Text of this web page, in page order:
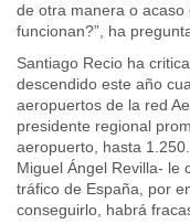
de otra manera o
funcionan?”, ha
Santiago Recio ha
descendido este año
aeropuertos de la red
presidente regional
aeropuerto, hasta
Miguel Ángel Revilla- le
tráfico de España, por
conseguirlo, habrá